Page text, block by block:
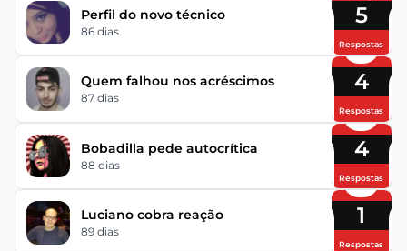
Perfil do novo técnico
86 dias
5
Respostas
Quem falhou nos acréscimos
87 dias
4
Respostas
Bobadilla pede autocrítica
88 dias
4
Respostas
Luciano cobra reação
89 dias
1
Respostas